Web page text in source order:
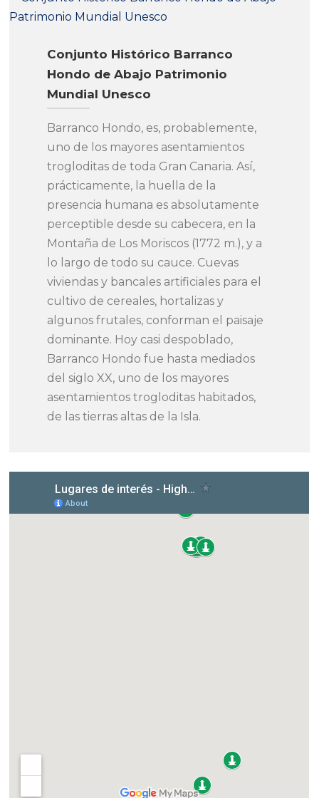
Conjunto Histórico Barranco
Hondo de Abajo Patrimonio
Mundial Unesco
Barranco Hondo, es, probablemente,
uno de los mayores asentamientos
trogloditas de toda Gran Canaria. Así,
prácticamente, la huella de la
presencia humana es absolutamente
perceptible desde su cabecera, en la
Montaña de Los Moriscos (1772 m.), y a
lo largo de todo su cauce. Cuevas
viviendas y bancales artificiales para el
cultivo de cereales, hortalizas y
algunos frutales, conforman el paisaje
dominante. Hoy casi despoblado,
Barranco Hondo fue hasta mediados
del siglo XX, uno de los mayores
asentamientos trogloditas habitados,
de las tierras altas de la Isla.